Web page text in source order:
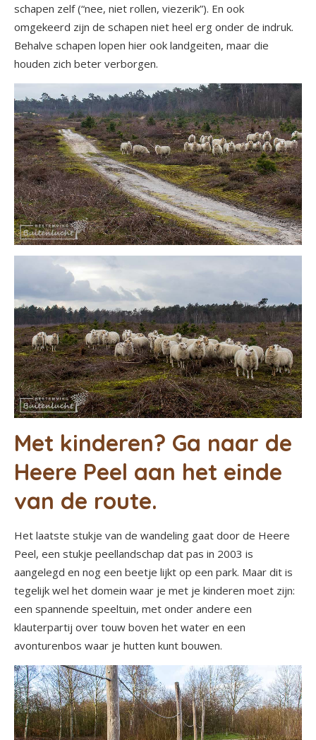
schapen zelf (“nee, niet rollen, viezerik”). En ook
omgekeerd zijn de schapen niet heel erg onder de indruk.
Behalve schapen lopen hier ook landgeiten, maar die
houden zich beter verborgen.
Met kinderen? Ga naar de
Heere Peel aan het einde
van de route.
Het laatste stukje van de wandeling gaat door de Heere
Peel, een stukje peellandschap dat pas in 2003 is
aangelegd en nog een beetje lijkt op een park. Maar dit is
tegelijk wel het domein waar je met je kinderen moet zijn:
een spannende speeltuin, met onder andere een
klauterpartij over touw boven het water en een
avonturenbos waar je hutten kunt bouwen.